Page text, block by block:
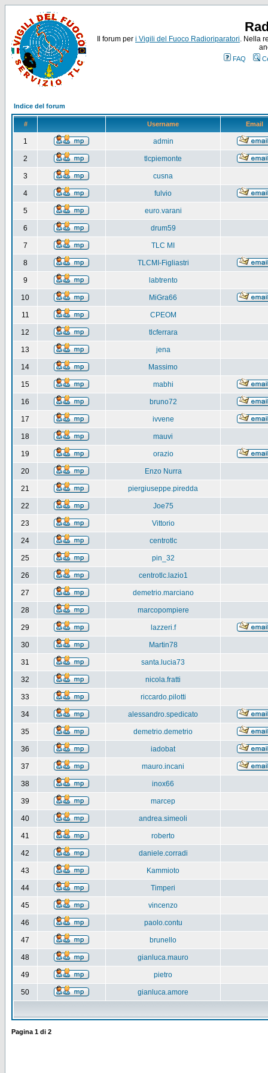
Il forum per i Vigili del Fuoco Radioriparatori. Nella
FAQ
Indice del forum
# Username Email
1 admin
2 tlcpiemonte
3 cusna
4 fulvio
5 euro.varani
6 drum59
7 TLC MI
8 TLCMI-Figliastri
9 labtrento
10 MiGra66
11 CPEOM
12 tlcferrara
13 jena
14 Massimo
15 mabhi
16 bruno72
17 ivvene
18 mauvi
19 orazio
20 Enzo Nurra
21 piergiuseppe.piredda
22 Joe75
23 Vittorio
24 centrotlc
25 pin_32
26 centrotlc.lazio1
27 demetrio.marciano
28 marcopompiere
29 lazzeri.f
30 Martin78
31 santa.lucia73
32 nicola.fratti
33 riccardo.pilotti
34 alessandro.spedicato
35 demetrio.demetrio
36 iadobat
37 mauro.incani
38 inox66
39 marcep
40 andrea.simeoli
41 roberto
42 daniele.corradi
43 Kammioto
44 Timperi
45 vincenzo
46 paolo.contu
47 brunello
48 gianluca.mauro
49 pietro
50 gianluca.amore
Pagina 1 di 2